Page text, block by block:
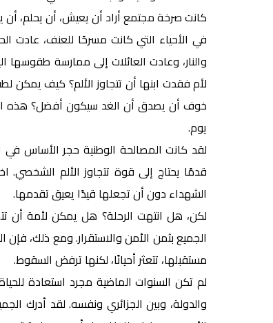
كانت صرخة مجتمع أراد أن يعيش، أن يحلم،
في الأحياء التي كانت مسرحًا للعنف، عادت
والنار، وعادت العائلات إلى ممارسة
لأم فقدت ابنها أن تتجاوز الألم؟ كيف يمكن
خوف أن يصدق أن الغد سيكون أفضل؟ هذه
يوم.
لقد كانت المصالحة الوطنية حجر الأساس في
قدمًا يحتاج إلى قوة تتجاوز الألم الشخصي.
الشهداء دون أن تجعلها قيدًا يعيق تقدمها.
لكن، هل انتهت الرحلة؟ هل يمكن لأمة أن
الجميع بثمن الأمن والاستقرار. ومع ذلك، فإن
مستقبلها، تتعثر أحيانًا، لكنها ترفض السقوط.
لم تكن السنوات الماضية مجرد استعادة
والدولة، وبين الجزائري ونفسه. لقد أدرك